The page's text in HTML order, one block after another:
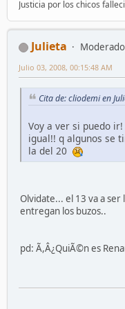
Justicia por los chicos
Julieta
Julio 03, 2008, 00:15:48 AM
Cita de: cliodemi en
Voy a ver si puedo
igual!! q algunos se
la del 20
Olvidate... el 13 va a ser
entregan los buzos..
pd: Ã,Â¿QuiÃ©n es